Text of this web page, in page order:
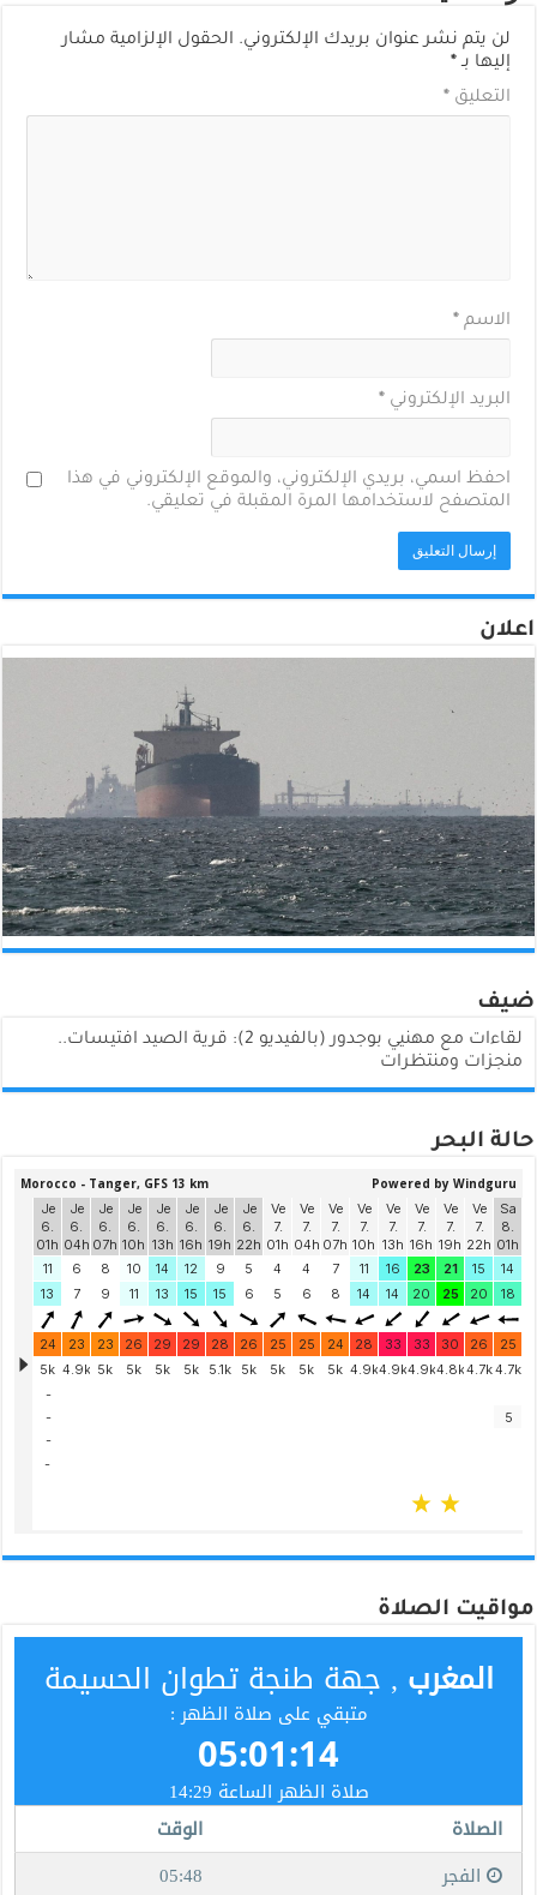
لن يتم نشر عنوان بريدك الإلكتروني. الحقول الإلزامية مشار
إليها بـ*
التعليق*
الاسم*
البريد الإلكتروني*
احفظ اسمي، بريدي الإلكتروني، والموقع الإلكتروني في هذا
المتصفح لاستخدامها المرة المقبلة في تعليقي.
اعلان
ضيف
لقاءات مع مهنيي بوجدور (بالفيديو 2): قرية الصيد افتيسات..
منجزات ومنتظرات
حالة البحر
مواقيت الصلاة